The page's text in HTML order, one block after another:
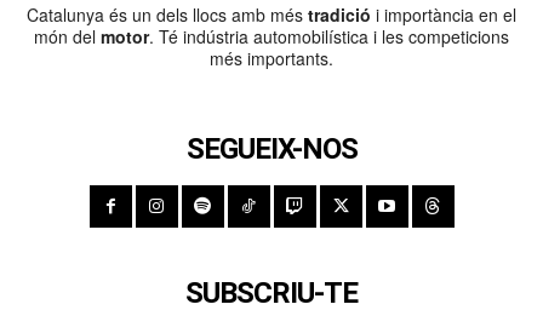
Catalunya és un dels llocs amb més tradició i importància en el
món del motor. Té indústria automobilística i les competicions
més importants.
SEGUEIX-NOS
SUBSCRIU-TE